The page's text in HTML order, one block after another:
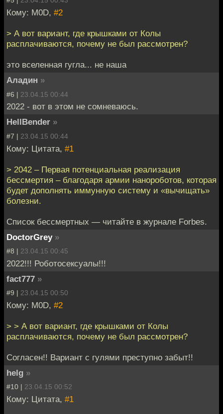
Кому: M0D, #2
> А вот вариант, где крышками от Колы
расплачиваются, почему не был рассмотрен?
это вселенная гугла... не наша
Аладин »
#6 | 23.04.15 00:44
2022 - вот в этом не сомневаюсь.
HellBender »
#7 | 23.04.15 00:44
Кому: Цитата, #1
> 2042 – Первая потенциальная реализация
бессмертия – благодаря армии нанороботов, которая
будет дополнять иммунную систему и «вычищать»
болезни.
Список бессмертных — читайте в журнале Forbes.
DoctorGrey »
#8 | 23.04.15 00:45
2022!!! Роботосексуалы!!!
fact777 »
#9 | 23.04.15 00:50
Кому: M0D, #2
> > А вот вариант, где крышками от Колы
расплачиваются, почему не был рассмотрен?
Согласен!! Вариант с гулями преступно забыт!!
helg »
#10 | 23.04.15 00:52
Кому: Цитата, #1